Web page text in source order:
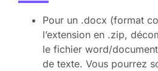
Pour un .docx (format
l’extension en .zip,
le fichier word/
de texte. Vous pourrez